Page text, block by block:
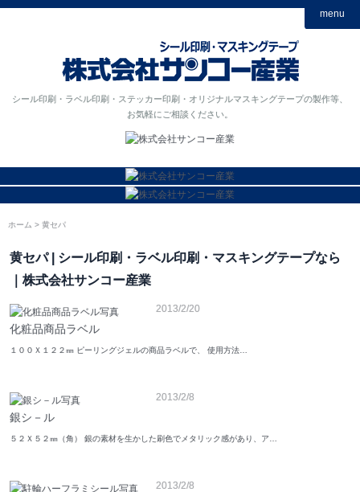
シール印刷・ラベル印刷・ステッカー印刷・オリジナルマスキングテープの製作等、
お気軽にご相談ください。
menu
ホーム 黄セパ
黄セパ | シール印刷・ラベル印刷・マスキングテープなら
｜株式会社サンコー産業
2013/2/20
化粧品商品ラベル
１００Ｘ１２２㎜ ピーリングジェルの商品ラベルで、 使用方法…
2013/2/8
銀シ－ル
５２Ｘ５２㎜（角） 銀の素材を生かした刷色でメタリック感があり、ア…
2013/2/8